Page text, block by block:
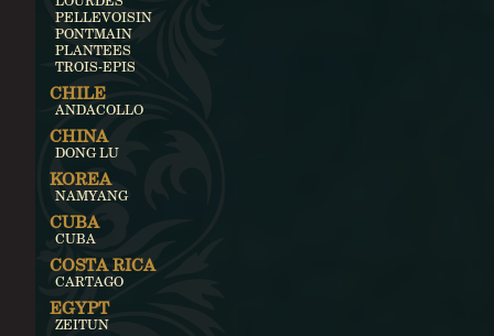
PELLEVOISIN
PONTMAIN
PLANTEES
TROIS-EPIS
CHILE
ANDACOLLO
CHINA
DONG LU
KOREA
NAMYANG
CUBA
CUBA
COSTA RICA
CARTAGO
EGYPT
ZEITUN